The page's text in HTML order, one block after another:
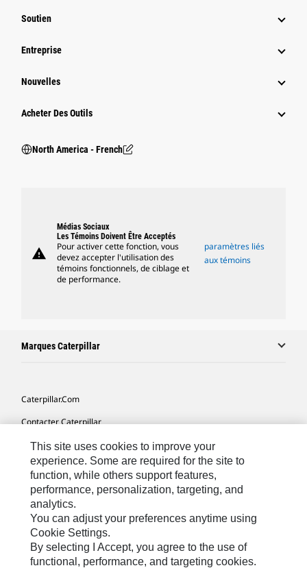
Soutien
Entreprise
Nouvelles
Acheter Des Outils
North America - French
warning
Médias Sociaux
Les Témoins Doivent Être Acceptés
Pour activer cette fonction, vous
devez accepter l'utilisation des
témoins fonctionnels, de ciblage et
de performance.
paramètres liés
aux témoins
Marques Caterpillar
Caterpillar.com
Contacter Caterpillar
Mes Préférences Marketing
Plan Du Site
Cookie Settings
Légales
Confidentialité
This site uses cookies to improve your
experience. Some are required for the site to
function, while others support features,
performance, personalization, targeting, and
analytics.
You can adjust your preferences anytime using
Cookie Settings.
By selecting I Accept, you agree to the use of
functional, performance, and targeting cookies.